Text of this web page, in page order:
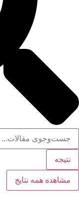
نتیجه
مشاهده همه نتایج